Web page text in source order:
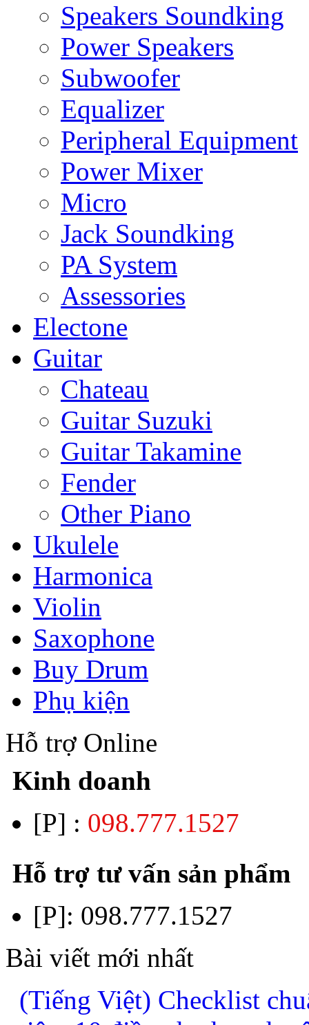
Speakers Soundking
Power Speakers
Subwoofer
Equalizer
Peripheral Equipment
Power Mixer
Micro
Jack Soundking
PA System
Assessories
Electone
Guitar
Chateau
Guitar Suzuki
Guitar Takamine
Fender
Other Piano
Ukulele
Harmonica
Violin
Saxophone
Buy Drum
Phụ kiện
Hỗ trợ Online
Kinh doanh
[P] : 098.777.1527
Hỗ trợ tư vấn sản phẩm
[P]: 098.777.1527
Bài viết mới nhất
(Tiếng Việt) Checklist